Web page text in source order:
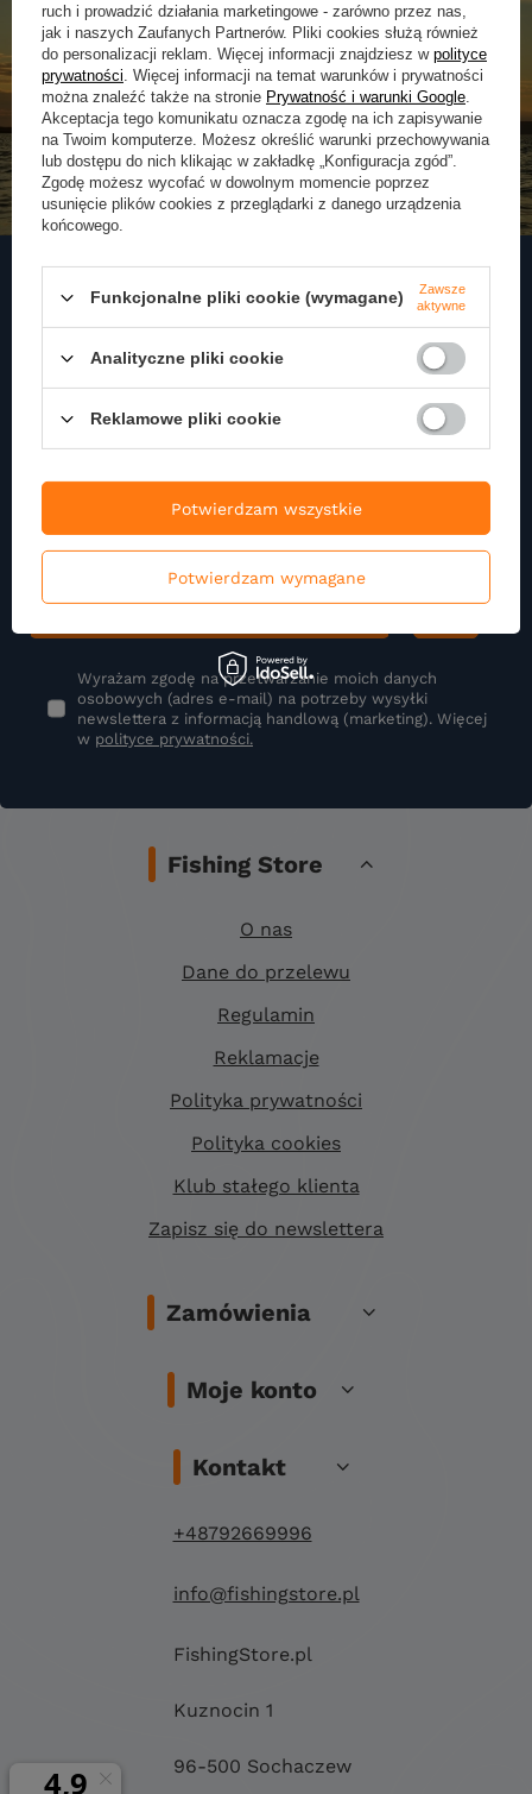
Zapisz się do naszego
Newslettera
Zapisz się do newslettera i otrzymuj najnowsze informacje o naszej
ofercie
Podaj swoje imię
Podaj swój adres e-mail
Wyrażam zgodę na przetwarzanie moich danych
osobowych (adres e-mail) na potrzeby wysyłki
newslettera z informacją handlową (marketing). Więcej
w polityce prywatności.
Fishing Store
O nas
Dane do przelewu
Regulamin
Reklamacje
Polityka prywatności
Polityka cookies
Klub stałego klienta
Zapisz się do newslettera
Zamówienia
Moje konto
Kontakt
+48792669996
info@fishingstore.pl
FishingStore.pl
Kuznocin 1
96-500 Sochaczew
ruch i prowadzić działania marketingowe - zarówno przez nas,
jak i naszych Zaufanych Partnerów. Pliki cookies służą również
do personalizacji reklam. Więcej informacji znajdziesz w polityce
prywatności . Więcej informacji na temat warunków i prywatności
można znaleźć także na stronie Prywatność i warunki Google
Akceptacja tego komunikatu oznacza zgodę na ich zapisywanie
na Twoim komputerze. Możesz określić warunki przechowywania
lub dostępu do nich klikając w zakładkę „Konfiguracja zgód”.
Zgodę możesz wycofać w dowolnym momencie poprzez
usunięcie plików cookies z przeglądarki z danego urządzenia
końcowego.
Funkcjonalne pliki cookie (wymagane)
Zawsze
aktywne
Analityczne pliki cookie
Reklamowe pliki cookie
Potwierdzam wymagane
Potwierdzam wszystkie